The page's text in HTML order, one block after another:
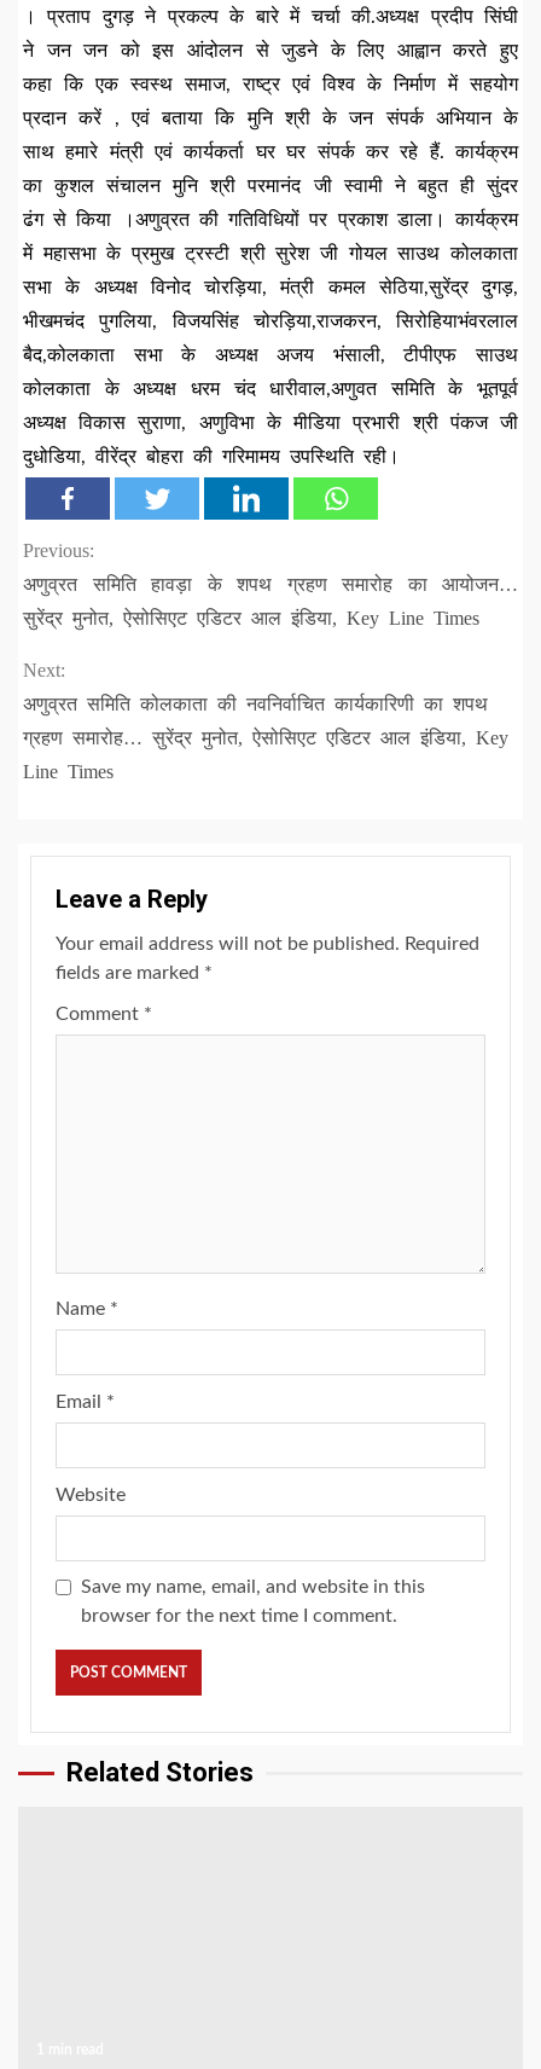
। प्रताप दुगड़ ने प्रकल्प के बारे में चर्चा की.अध्यक्ष प्रदीप सिंघी
ने जन जन को इस आंदोलन से जुडने के लिए आह्वान करते हुए
कहा कि एक स्वस्थ समाज, राष्ट्र एवं विश्व के निर्माण में सहयोग
प्रदान करें , एवं बताया कि मुनि श्री के जन संपर्क अभियान के
साथ हमारे मंत्री एवं कार्यकर्ता घर घर संपर्क कर रहे हैं. कार्यक्रम
का कुशल संचालन मुनि श्री परमानंद जी स्वामी ने बहुत ही सुंदर
ढंग से किया ।अणुव्रत की गतिविधियों पर प्रकाश डाला। कार्यक्रम
में महासभा के प्रमुख ट्रस्टी श्री सुरेश जी गोयल साउथ कोलकाता
सभा के अध्यक्ष विनोद चोरड़िया, मंत्री कमल सेठिया,सुरेंद्र दुगड़,
भीखमचंद पुगलिया, विजयसिंह चोरड़िया,राजकरन, सिरोहियाभंवरलाल
बैद,कोलकाता सभा के अध्यक्ष अजय भंसाली, टीपीएफ साउथ
कोलकाता के अध्यक्ष धरम चंद धारीवाल,अणुवत समिति के भूतपूर्व
अध्यक्ष विकास सुराणा, अणुविभा के मीडिया प्रभारी श्री पंकज जी
दुधोडिया, वीरेंद्र बोहरा की गरिमामय उपस्थिति रही।
Continue
Reading
Previous:
अणुव्रत समिति हावड़ा के शपथ ग्रहण समारोह का आयोजन…
सुरेंद्र मुनोत, ऐसोसिएट एडिटर आल इंडिया, Key Line Times
Next:
अणुव्रत समिति कोलकाता की नवनिर्वाचित कार्यकारिणी का शपथ
ग्रहण समारोह… सुरेंद्र मुनोत, ऐसोसिएट एडिटर आल इंडिया, Key
Line Times
Leave a Reply
Your email address will not be published. Required
fields are marked *
Comment *
Name *
Email *
Website
Save my name, email, and website in this
browser for the next time I comment.
Related Stories